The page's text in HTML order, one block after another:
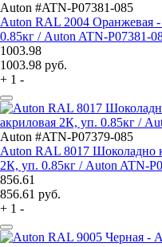
Auton #ATN-P07381-085
Auton RAL 2004 Оранжевая
0.85кг / Auton ATN-P07381-
1003.98
1003.98 руб.
+ 1 -
Auton #ATN-P07379-085
Auton RAL 8017 Шоколадно
2К, уп. 0.85кг / Auton ATN-
856.61
856.61 руб.
+ 1 -